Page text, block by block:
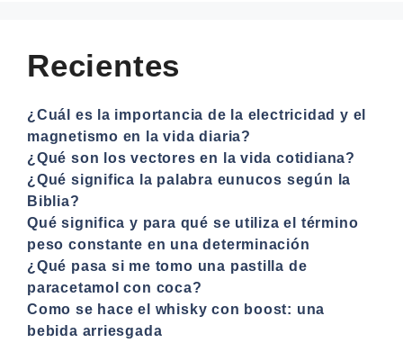
Recientes
¿Cuál es la importancia de la electricidad y el
magnetismo en la vida diaria?
¿Qué son los vectores en la vida cotidiana?
¿Qué significa la palabra eunucos según la
Biblia?
Qué significa y para qué se utiliza el término
peso constante en una determinación
¿Qué pasa si me tomo una pastilla de
paracetamol con coca?
Como se hace el whisky con boost: una
bebida arriesgada